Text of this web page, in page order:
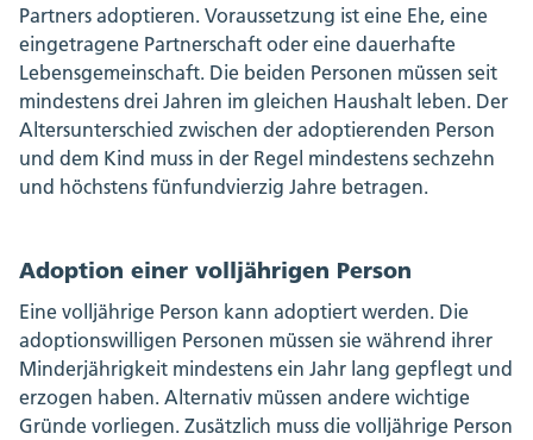
Partners adoptieren. Voraussetzung ist eine Ehe, eine
eingetragene Partnerschaft oder eine dauerhafte
Lebensgemeinschaft. Die beiden Personen müssen seit
mindestens drei Jahren im gleichen Haushalt leben. Der
Altersunterschied zwischen der adoptierenden Person
und dem Kind muss in der Regel mindestens sechzehn
und höchstens fünfundvierzig Jahre betragen.
Adoption einer volljährigen Person
Eine volljährige Person kann adoptiert werden. Die
adoptionswilligen Personen müssen sie während ihrer
Minderjährigkeit mindestens ein Jahr lang gepflegt und
erzogen haben. Alternativ müssen andere wichtige
Gründe vorliegen. Zusätzlich muss die volljährige Person